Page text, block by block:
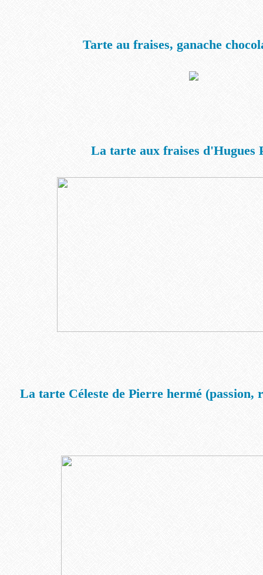
Tarte au fraises, ganache
La tarte aux fraises d'Hugues
La tarte Céleste de Pierre hermé (passion,